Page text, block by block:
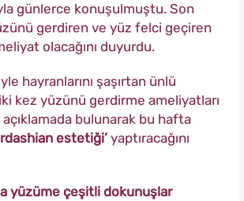
günlerce konuşulmuştu. Son
gerdiren ve yüz felci geçiren
olacağını duyurdu.
hayranlarını şaşırtan ünlü
kez yüzünü gerdirme ameliyatları
bulunarak bu hafta
estetiği’ yaptıracağını
yüzüme çeşitli dokunuşlar